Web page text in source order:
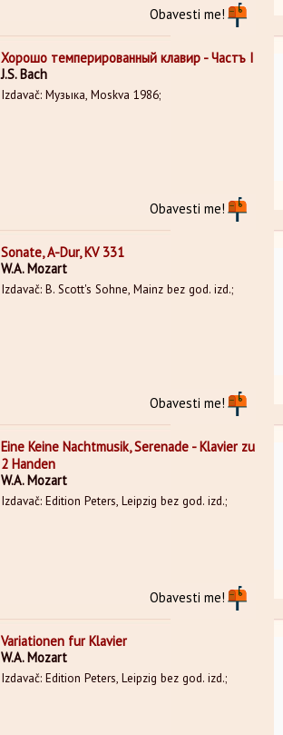
Obavesti me!
Хорошо темперированный клавир - Частъ I
J.S. Bach
Izdavač: Музыка, Moskva 1986;
Obavesti me!
Sonate, A-Dur, KV 331
W.A. Mozart
Izdavač: B. Scott's Sohne, Mainz bez god. izd.;
Obavesti me!
Eine Keine Nachtmusik, Serenade - Klavier zu
2 Handen
W.A. Mozart
Izdavač: Edition Peters, Leipzig bez god. izd.;
Obavesti me!
Variationen fur Klavier
W.A. Mozart
Izdavač: Edition Peters, Leipzig bez god. izd.;